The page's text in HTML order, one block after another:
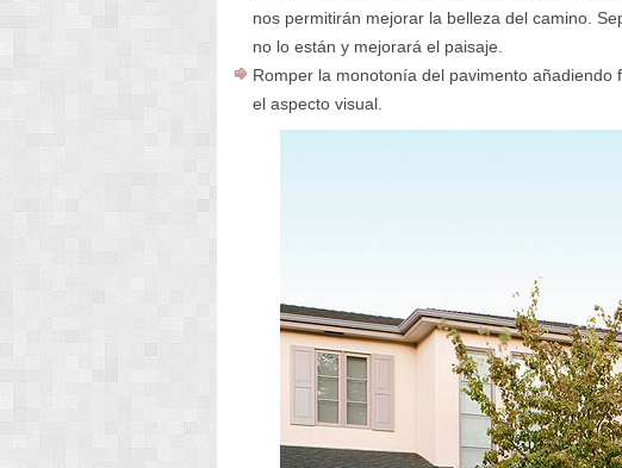
nos permitirán mejorar la belleza del camino.
no lo están y mejorará el paisaje.
Romper la monotonía del pavimento
el aspecto visual.